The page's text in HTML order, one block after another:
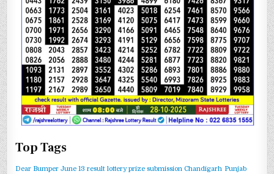
Top Tags
Dear Bumper June 13 result lottery prize submission Chandigarh Punjab